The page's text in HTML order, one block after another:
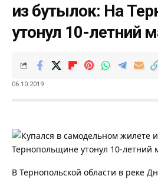
из бутылок: На
утонул 10-летний
06.10.2019
В Тернопольской области в реке